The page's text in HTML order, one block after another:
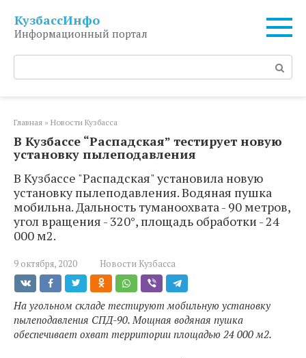
контенту
КузбассИнфо
Информационный портал
Поиск:
Главная » Новости Кузбасса
В Кузбассе “Распадская” тестирует новую
установку пылеподавления
В Кузбассе "Распадская" установила новую
установку пылеподавления. Водяная пушка
мобильна. Дальность туманоохвата - 90 метров,
угол вращения - 320°, площадь обработки - 24
000 м2.
9 октября, 2020 Новости Кузбасса
На угольном складе тестируют мобильную установку
пылеподавления СПД-90. Мощная водяная пушка
обеспечивает охват территории площадью 24 000 м2.